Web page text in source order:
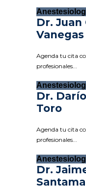
Dr. Juan
Vanegas
Agenda tu cita
profesionales...
Dr.
Toro
Agenda tu cita
profesionales...
Dr.